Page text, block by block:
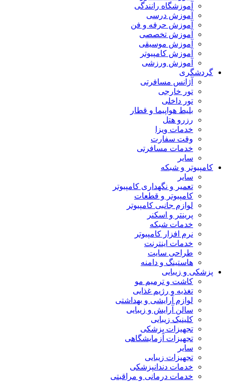
آموزشگاه رانندگی
آموزش درسی
آموزش حرفه و فن
آموزش تخصصی
آموزش موسیقی
آموزش کامپیوتر
آموزش ورزشی
گردشگری
آژانس مسافرتی
تور خارجی
تور داخلی
بلیط هواپیما و قطار
رزرو هتل
خدمات ویزا
وقت سفارت
خدمات مسافرتی
سایر
کامپیوتر و شبکه
سایر
تعمیر و نگهداری کامپیوتر
کامپیوتر و قطعات
لوازم جانبی کامپیوتر
پرینتر و اسکنر
خدمات شبکه
نرم افزار کامپیوتر
خدمات اینترنت
طراحی سایت
هاستینگ و دامنه
پزشکی و زیبایی
کاشت و ترمیم مو
تغذیه و رژیم غذایی
لوازم آرایشی و بهداشتی
سالن آرایش و زیبایی
کلینیک زیبایی
تجهیزات پزشکی
تجهیزات آزمایشگاهی
سایر
تجهیزات زیبایی
خدمات دندانپزشکی
خدمات درمانی و مراقبتی